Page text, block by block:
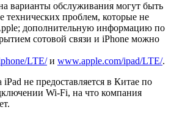
варианты обслуживания могут быть
технических проблем, которые не
дополнительную информацию по
сотовой связи и iPhone можно
LTE/и www.apple.com/ipad/LTE/.
iPad не предоставляется в Китае по
Wi-Fi, на что компания